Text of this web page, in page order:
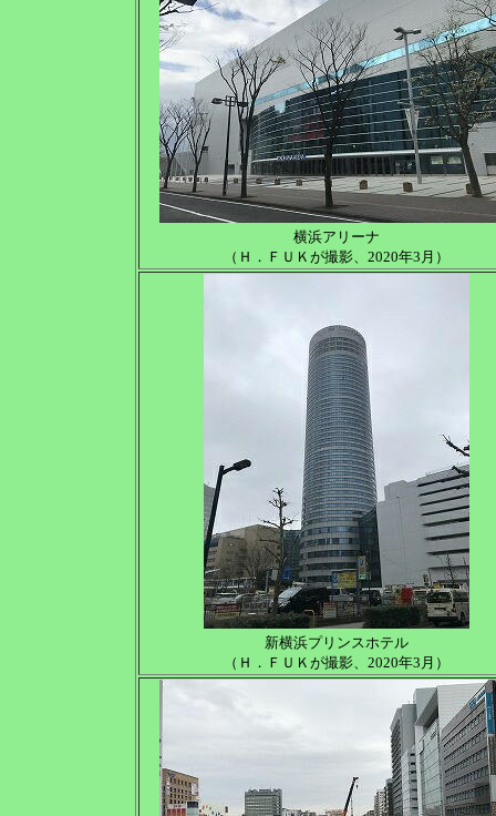
横浜アリーナ
（Ｈ．ＦＵＫが撮影、2020年3月）
新横浜プリンスホテル
（Ｈ．ＦＵＫが撮影、2020年3月）